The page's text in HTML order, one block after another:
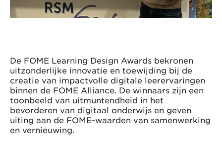
De FOME Learning Design Awards bekronen
uitzonderlijke innovatie en toewijding bij de
creatie van impactvolle digitale leerervaringen
binnen de FOME Alliance. De winnaars zijn een
toonbeeld van uitmuntendheid in het
bevorderen van digitaal onderwijs en geven
uiting aan de FOME-waarden van samenwerking
en vernieuwing.